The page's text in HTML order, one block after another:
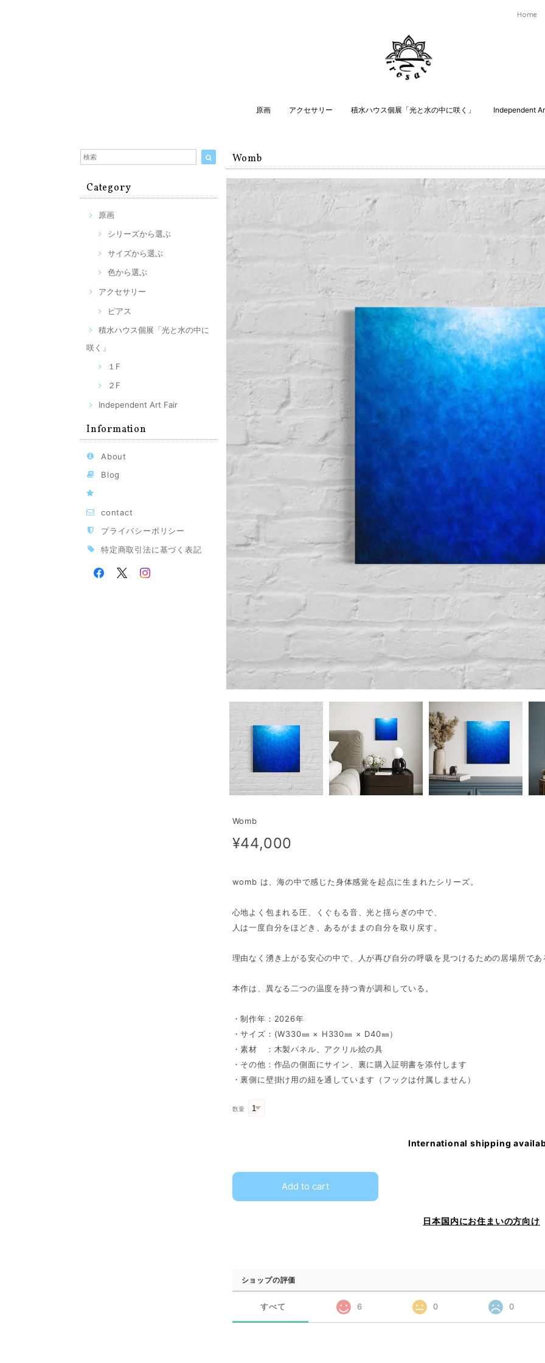
Home
原画 アクセサリー 積水ハウス個展「光と水の中に咲く」 Independent
Category
原画
シリーズから選ぶ
サイズから選ぶ
色から選ぶ
アクセサリー
ピアス
積水ハウス個展「光と水の中に
咲く」
１F
２F
Independent Art Fair
Information
About
Blog
contact
プライバシーポリシー
特定商取引法に基づく表記
Womb
Womb
¥44,000
womb は、海の中で感じた身体感覚を起点に生まれたシリーズ。
心地よく包まれる圧、くぐもる音、光と揺らぎの中で、
人は一度自分をほどき、あるがままの自分を取り戻す。
理由なく湧き上がる安心の中で、人が再び自分の呼吸を見つけるための居場所であ
本作は、異なる二つの温度を持つ青が調和している。
・制作年：2026年
・サイズ：(W330㎜ × H330㎜ × D40㎜）
・素材 ：木製パネル、アクリル絵の具
・その他：作品の側面にサイン、裏に購入証明書を添付します
・裏側に壁掛け用の紐を通しています（フックは付属しません）
数量
International shipping
Add to cart
日本国内にお住まいの方向け
ショップの評価
すべて 6 0 0